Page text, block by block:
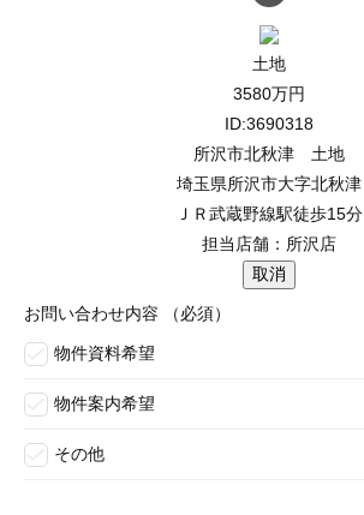
土地
3580万円
ID:3690318
所沢市北秋津 土地
埼玉県所沢市大字北秋津
ＪＲ武蔵野線駅徒歩15分
担当店舗：所沢店
お問い合わせ内容 （必須）
物件資料希望
物件案内希望
その他